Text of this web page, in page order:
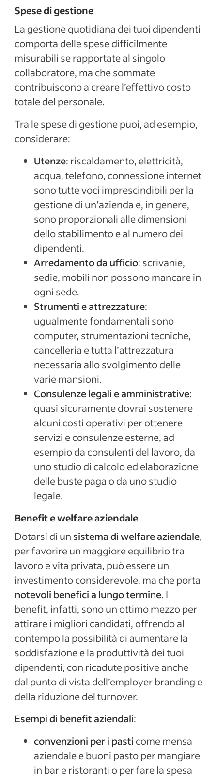
Spese di gestione
La gestione quotidiana dei tuoi dipendenti
comporta delle spese difficilmente
misurabili se rapportate al singolo
collaboratore, ma che sommate
contribuiscono a creare l’effettivo costo
totale del personale.
Tra le spese di gestione puoi, ad esempio,
considerare:
Utenze: riscaldamento, elettricità,
acqua, telefono, connessione internet
sono tutte voci imprescindibili per la
gestione di un’azienda e, in genere,
sono proporzionali alle dimensioni
dello stabilimento e al numero dei
dipendenti.
Arredamento da ufficio: scrivanie,
sedie, mobili non possono mancare in
ogni sede.
Strumenti e attrezzature:
ugualmente fondamentali sono
computer, strumentazioni tecniche,
cancelleria e tutta l’attrezzatura
necessaria allo svolgimento delle
varie mansioni.
Consulenze legali e amministrative:
quasi sicuramente dovrai sostenere
alcuni costi operativi per ottenere
servizi e consulenze esterne, ad
esempio da consulenti del lavoro, da
uno studio di calcolo ed elaborazione
delle buste paga o da uno studio
legale.
Benefit e welfare aziendale
Dotarsi di un sistema di welfare aziendale,
per favorire un maggiore equilibrio tra
lavoro e vita privata, può essere un
investimento considerevole, ma che porta
notevoli benefici a lungo termine. I
benefit, infatti, sono un ottimo mezzo per
attirare i migliori candidati, offrendo al
contempo la possibilità di aumentare la
soddisfazione e la produttività dei tuoi
dipendenti, con ricadute positive anche
dal punto di vista dell’employer branding e
della riduzione del turnover.
Esempi di benefit aziendali:
convenzioni per i pasti come mensa
aziendale e buoni pasto per mangiare
in bar e ristoranti o per fare la spesa